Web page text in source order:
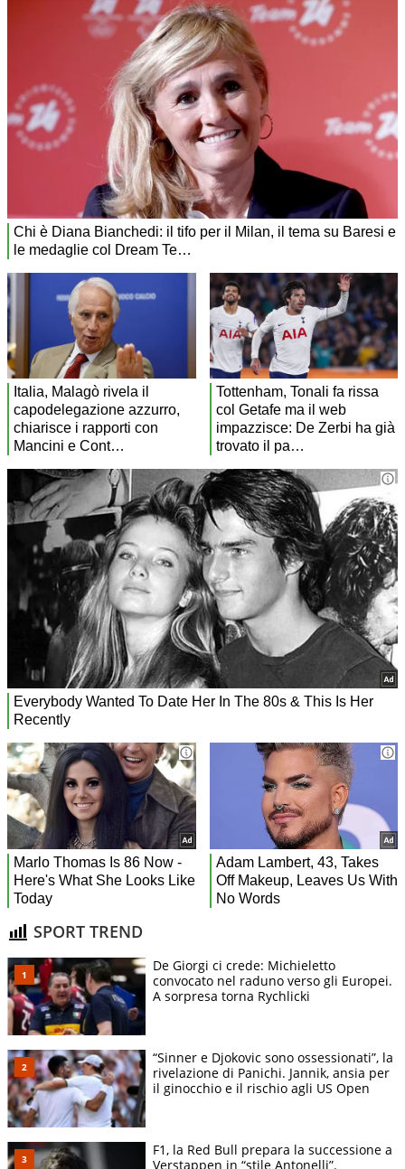
SPORT TREND
De Giorgi ci crede: Michieletto
convocato nel raduno verso gli Europei.
A sorpresa torna Rychlicki
“Sinner e Djokovic sono ossessionati”, la
rivelazione di Panichi. Jannik, ansia per
il ginocchio e il rischio agli US Open
F1, la Red Bull prepara la successione a
Verstappen in “stile Antonelli”.